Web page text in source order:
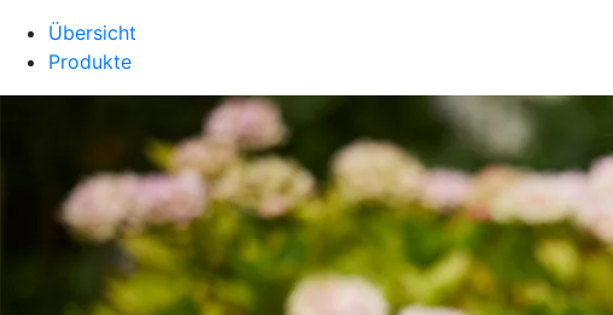
Übersicht
Produkte